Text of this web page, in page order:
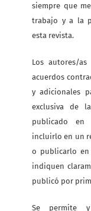
siempre que
trabajo y a la
esta revista.
Los autores/
acuerdos
y adicionales
exclusiva de
publicado
incluirlo en un
o publicarlo
indiquen
publicó por
Se permite